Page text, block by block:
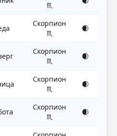
♏
Скорпион
♏
🌒
Скорпион
♏
🌒
Скорпион
♏
🌒
Скорпион
♏
🌒